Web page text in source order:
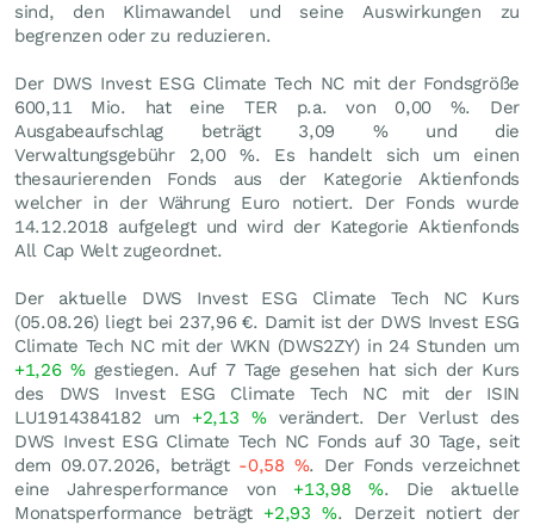
sind, den Klimawandel und seine Auswirkungen zu
begrenzen oder zu reduzieren.
Der DWS Invest ESG Climate Tech NC mit der Fondsgröße
600,11 Mio. hat eine TER p.a. von 0,00 %. Der
Ausgabeaufschlag beträgt 3,09 % und die
Verwaltungsgebühr 2,00 %. Es handelt sich um einen
thesaurierenden Fonds aus der Kategorie Aktienfonds
welcher in der Währung Euro notiert. Der Fonds wurde
14.12.2018 aufgelegt und wird der Kategorie Aktienfonds
All Cap Welt zugeordnet.
Der aktuelle DWS Invest ESG Climate Tech NC Kurs
(05.08.26) liegt bei 237,96 €. Damit ist der DWS Invest ESG
Climate Tech NC mit der WKN (DWS2ZY) in 24 Stunden um
+1,26 %gestiegen. Auf 7 Tage gesehen hat sich der Kurs
des DWS Invest ESG Climate Tech NC mit der ISIN
LU1914384182 um +2,13 %verändert. Der Verlust des
DWS Invest ESG Climate Tech NC Fonds auf 30 Tage, seit
dem 09.07.2026, beträgt -0,58 %. Der Fonds verzeichnet
eine Jahresperformance von +13,98 %. Die aktuelle
Monatsperformance beträgt +2,93 %. Derzeit notiert der